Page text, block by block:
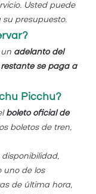
Usted puede
presupuesto.
adelanto del
restante se paga a
Picchu?
boleto oficial de
boletos de tren,
uno de los
de última hora,